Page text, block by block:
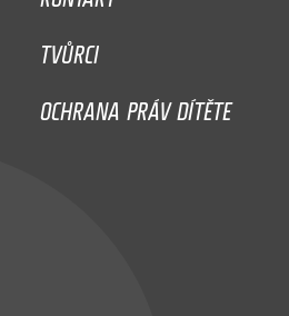
TVŮRCI
OCHRANA PRÁV DÍTĚTE